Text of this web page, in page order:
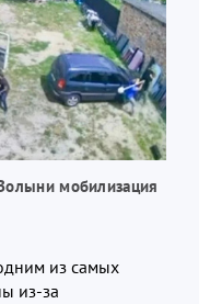
мобилизация
из самых
из-за